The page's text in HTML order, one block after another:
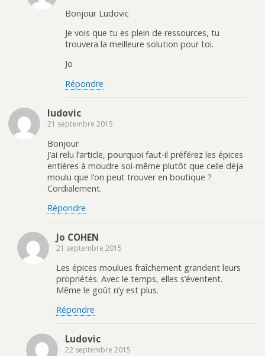
Bonjour Ludovic
Je vois que tu es plein de ressources, tu
trouvera la meilleure solution pour toi.
Jo
Répondre
ludovic
21 septembre 2015
Bonjour
J’ai relu l’article, pourquoi faut-il préférez les épices
entières à moudre soi-même plutôt que celle déja
moulu que l’on peut trouver en boutique ?
Cordialement.
Répondre
Jo COHEN
21 septembre 2015
Les épices moulues fraîchement grandent leurs
propriétés. Avec le temps, elles s’éventent.
Même le goût n’y est plus.
Répondre
Ludovic
22 septembre 2015